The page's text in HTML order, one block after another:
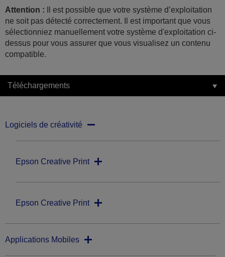
Attention : Il est possible que votre système d’exploitation
ne soit pas détecté correctement. Il est important que vous
sélectionniez manuellement votre système d'exploitation ci-
dessus pour vous assurer que vous visualisez un contenu
compatible.
Téléchargements
Logiciels de créativité
Epson Creative Print
Epson Creative Print
Applications Mobiles